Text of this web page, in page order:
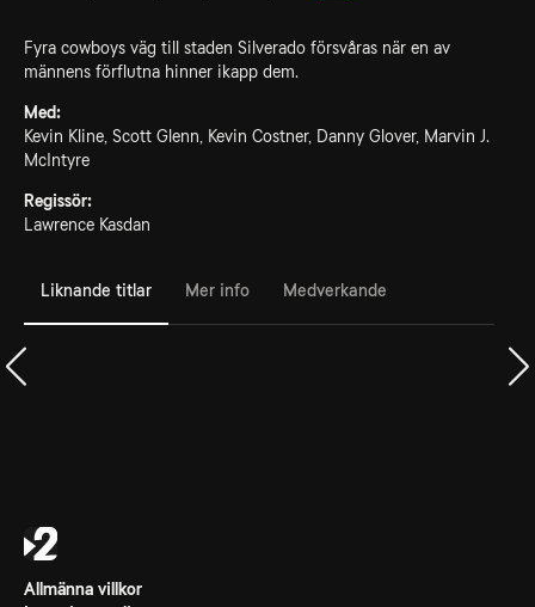
Fyra cowboys väg till staden Silverado försvåras när en av
männens förflutna hinner ikapp dem.
Med:
Kevin Kline, Scott Glenn, Kevin Costner, Danny Glover, Marvin J.
McIntyre
Regissör:
Lawrence Kasdan
Liknande titlar Mer info Medverkande
Allmänna villkor